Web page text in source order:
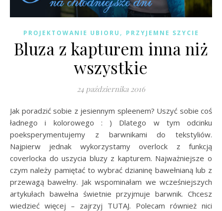
PROJEKTOWANIE UBIORU , PRZYJEMNE SZYCIE
Bluza z kapturem inna niż
wszystkie
24 października 2016
Jak poradzić sobie z jesiennym spleenem? Uszyć sobie coś
ładnego i kolorowego : ) Dlatego w tym odcinku
poeksperymentujemy z barwnikami do tekstyliów.
Najpierw jednak wykorzystamy overlock z funkcją
coverlocka do uszycia bluzy z kapturem. Najważniejsze o
czym należy pamiętać to wybrać dzianinę bawełnianą lub z
przewagą bawełny. Jak wspominałam we wcześniejszych
artykułach bawełna świetnie przyjmuje barwnik. Chcesz
wiedzieć więcej – zajrzyj TUTAJ. Polecam również nici